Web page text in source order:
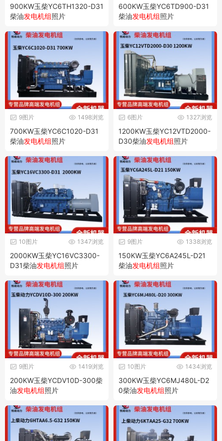
900KW玉柴YC6TH1320-D31
柴油发电机组照片
600KW玉柴YC6TD900-D31
柴油发电机组照片
1498浏览
9图片
700KW玉柴YC6C1020-D31
柴油发电机组照片
1327浏览
6图片
1200KW玉柴YC12VTD2000-
D30柴油发电机组照片
1347浏览
10图片
2000KW玉柴YC16VC3300-
D31柴油发电机组照片
1338浏览
9图片
150KW玉柴YC6A245L-D21
柴油发电机组照片
1419浏览
9图片
200KW玉柴YCDV10D-300柴
油发电机组照片
1434浏览
10图片
300KW玉柴YC6MJ480L-D2
0柴油发电机组照片